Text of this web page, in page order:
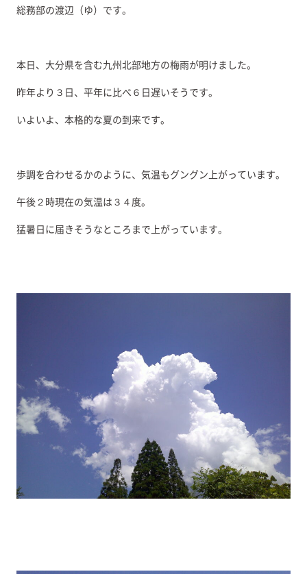
総務部の渡辺（ゆ）です。
本日、大分県を含む九州北部地方の梅雨が明けました。
昨年より３日、平年に比べ６日遅いそうです。
いよいよ、本格的な夏の到来です。
歩調を合わせるかのように、気温もグングン上がっています。
午後２時現在の気温は３４度。
猛暑日に届きそうなところまで上がっています。